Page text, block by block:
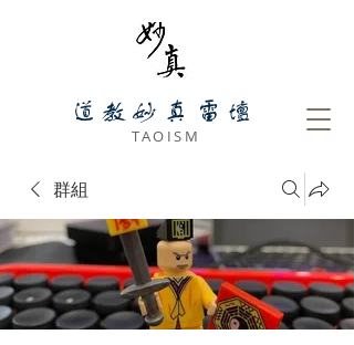
道教妙真雷壇
​ TAOISM
群組